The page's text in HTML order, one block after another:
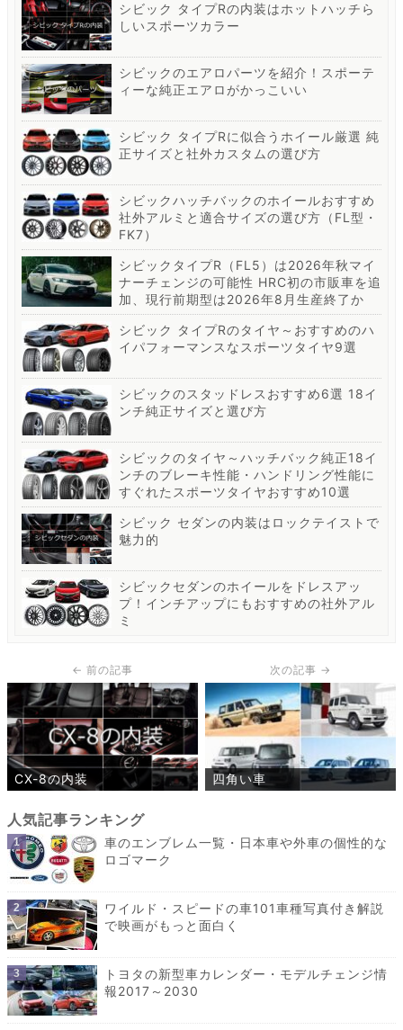
シビック タイプRの内装はホットハッチら
しいスポーツカラー
シビックのエアロパーツを紹介！スポーテ
ィーな純正エアロがかっこいい
シビック タイプRに似合うホイール厳選 純
正サイズと社外カスタムの選び方
シビックハッチバックのホイールおすすめ
社外アルミと適合サイズの選び方（FL型・
FK7）
シビックタイプR（FL5）は2026年秋マイ
ナーチェンジの可能性 HRC初の市販車を追
加、現行前期型は2026年8月生産終了か
シビック タイプRのタイヤ～おすすめのハ
イパフォーマンスなスポーツタイヤ9選
シビックのスタッドレスおすすめ6選 18イ
ンチ純正サイズと選び方
シビックのタイヤ～ハッチバック純正18イ
ンチのブレーキ性能・ハンドリング性能に
すぐれたスポーツタイヤおすすめ10選
シビック セダンの内装はロックテイストで
魅力的
シビックセダンのホイールをドレスアッ
プ！インチアップにもおすすめの社外アル
ミ
CX-8の内装 四角い車
車のエンブレム一覧・日本車や外車の個性的な
ロゴマーク
ワイルド・スピードの車101車種写真付き解説
で映画がもっと面白く
トヨタの新型車カレンダー・モデルチェンジ情
報2017～2030